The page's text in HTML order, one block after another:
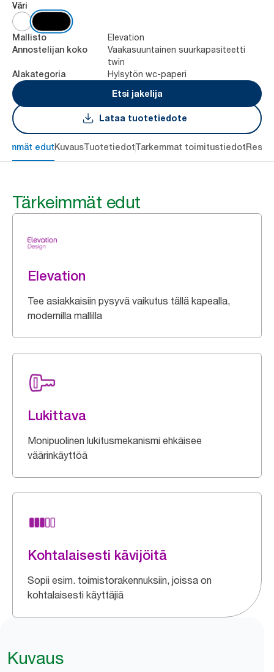
Väri
Mallisto Elevation
Annostelijan koko
Vaakasuuntainen suurkapasiteetti
twin
Alakategoria
Hylsytön wc-paperi
Etsi jakelija
Lataa tuotetiedote
edutKuvausTuotetiedotTarkemmat toimitustiedot
Tärkeimmät edut
Elevation
Tee asiakkaisiin pysyvä vaikutus tällä kapealla,
modernilla mallilla
Lukittava
Monipuolinen lukitusmekanismi ehkäisee
väärinkäyttöä
Kohtalaisesti kävijöitä
Sopii esim. toimistorakennuksiin, joissa on
kohtalaisesti käyttäjiä
Kuvaus